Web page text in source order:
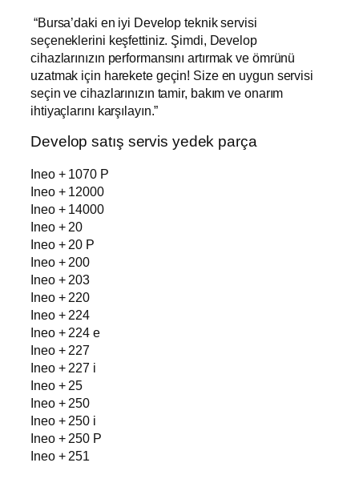
“Bursa’daki en iyi Develop teknik servisi
seçeneklerini keşfettiniz. Şimdi, Develop
cihazlarınızın performansını artırmak ve ömrünü
uzatmak için harekete geçin! Size en uygun servisi
seçin ve cihazlarınızın tamir, bakım ve onarım
ihtiyaçlarını karşılayın.”
Develop satış servis yedek parça
Ineo + 1070 P
Ineo + 12000
Ineo + 14000
Ineo + 20
Ineo + 20 P
Ineo + 200
Ineo + 203
Ineo + 220
Ineo + 224
Ineo + 224 e
Ineo + 227
Ineo + 227 i
Ineo + 25
Ineo + 250
Ineo + 250 i
Ineo + 250 P
Ineo + 251